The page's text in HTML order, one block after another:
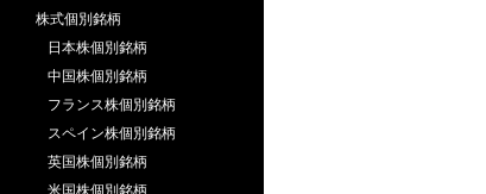
株式個別銘柄
日本株個別銘柄
中国株個別銘柄
フランス株個別銘柄
スペイン株個別銘柄
英国株個別銘柄
米国株個別銘柄